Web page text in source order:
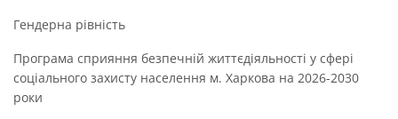
Гендерна рівність
Програма сприяння безпечній життєдіяльності у сфері
соціального захисту населення м. Харкова на 2026-2030
роки